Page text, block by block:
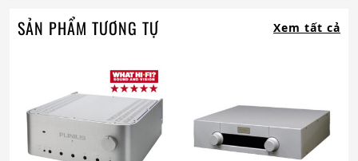
SẢN PHẨM TƯƠNG TỰ Xem tất cả